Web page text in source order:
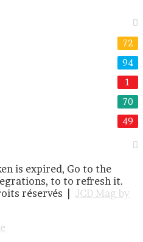
72
94
1
70
49
is expired, Go to the
to to refresh it.
réservés | JCD Mag by